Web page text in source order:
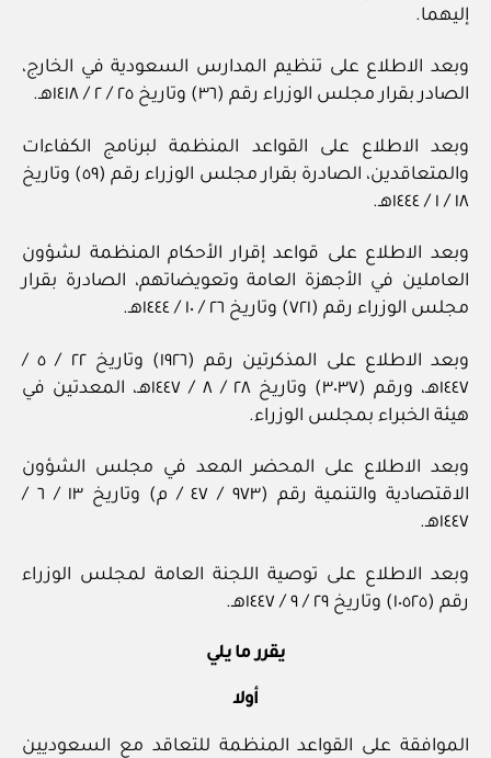
إليهما.
وبعد الاطلاع على تنظيم المدارس السعودية في الخارج،
الصادر بقرار مجلس الوزراء رقم (٣٦) وتاريخ ٢٥ / ٢ / ١٤١٨هـ.
وبعد الاطلاع على القواعد المنظمة لبرنامج الكفاءات
والمتعاقدين، الصادرة بقرار مجلس الوزراء رقم (٥٩) وتاريخ
١٨ / ١ / ١٤٤٤هـ.
وبعد الاطلاع على قواعد إقرار الأحكام المنظمة لشؤون
العاملين في الأجهزة العامة وتعويضاتهم، الصادرة بقرار
مجلس الوزراء رقم (٧٢١) وتاريخ ٢٦ / ١٠ / ١٤٤٤هـ.
وبعد الاطلاع على المذكرتين رقم (١٩٢٦) وتاريخ ٢٢ / ٥ /
١٤٤٧هـ، ورقم (٣٠٣٧) وتاريخ ٢٨ / ٨ / ١٤٤٧هـ، المعدتين في
هيئة الخبراء بمجلس الوزراء.
وبعد الاطلاع على المحضر المعد في مجلس الشؤون
الاقتصادية والتنمية رقم (٩٧٣ / ٤٧ / م) وتاريخ ١٣ / ٦ /
١٤٤٧هـ.
وبعد الاطلاع على توصية اللجنة العامة لمجلس الوزراء
رقم (١٠٥٢٥) وتاريخ ٢٩ / ٩ / ١٤٤٧هـ.
يقرر ما يلي
أولا
الموافقة على القواعد المنظمة للتعاقد مع السعوديين